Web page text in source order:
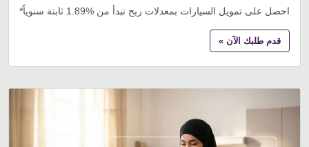
احصل على تمويل السيارات بمعدلات ربح تبدأ من %1.89 ثابتة سنوياً*
قدم طلبك الآن »